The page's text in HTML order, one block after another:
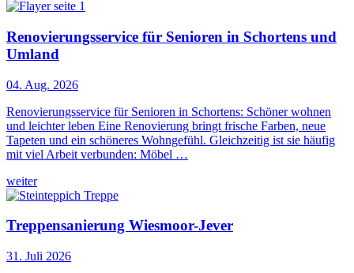
Renovierungsservice für Senioren in Schortens und
Umland
04. Aug. 2026
Renovierungsservice für Senioren in Schortens: Schöner wohnen
und leichter leben Eine Renovierung bringt frische Farben, neue
Tapeten und ein schöneres Wohngefühl. Gleichzeitig ist sie häufig
mit viel Arbeit verbunden: Möbel …
weiter
Treppensanierung Wiesmoor-Jever
31. Juli 2026